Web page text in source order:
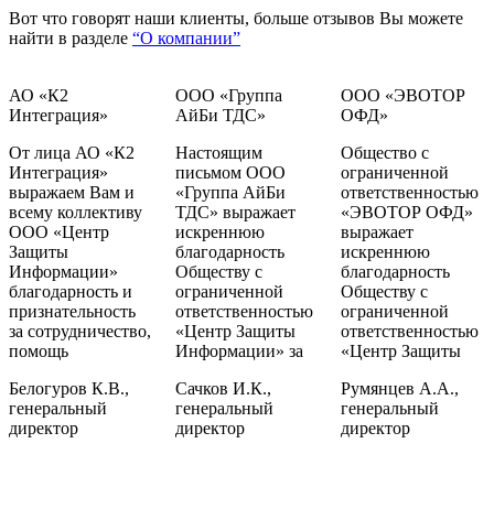
Вот что говорят наши клиенты, больше отзывов Вы можете
найти в разделе “О компании”
АО «К2
Интеграция»
От лица АО «К2
Интеграция»
выражаем Вам и
всему коллективу
ООО «Центр
Защиты
Информации»
благодарность и
признательность
за сотрудничество,
помощь
Белогуров К.В.,
генеральный
директор
ООО «Группа
АйБи ТДС»
Настоящим
письмом ООО
«Группа АйБи
ТДС» выражает
искреннюю
благодарность
Обществу с
ограниченной
ответственностью
«Центр Защиты
Информации» за
Сачков И.К.,
генеральный
директор
ООО «ЭВОТОР
ОФД»
Общество с
ограниченной
ответственностью
«ЭВОТОР ОФД»
выражает
искреннюю
благодарность
Обществу с
ограниченной
ответственностью
«Центр Защиты
Румянцев А.А.,
генеральный
директор